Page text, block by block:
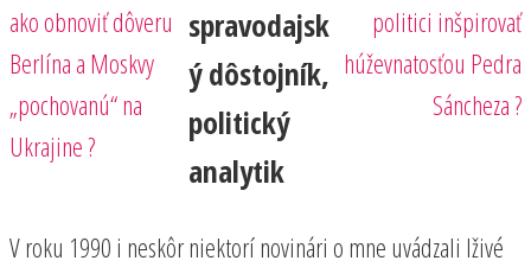
ako obnoviť dôveru
Berlína a Moskvy
„pochovanú“ na
Ukrajine ?
politici inšpirovať
húževnatosťou Pedra
Sáncheza ?
spravodajsk
ý dôstojník,
politický
analytik
V roku 1990 i neskôr niektorí novinári o mne uvádzali lživé